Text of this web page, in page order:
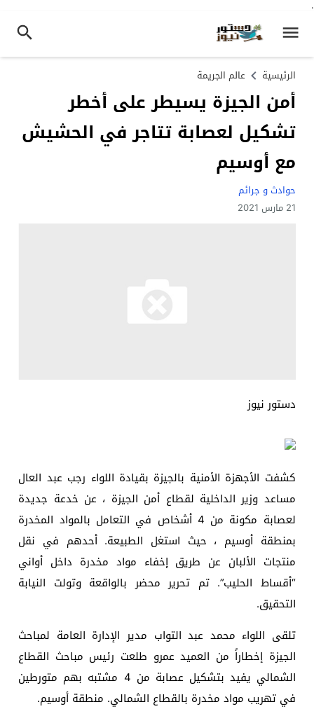
.
الرئيسية عالم الجريمة
أمن الجيزة يسيطر على أخطر
تشكيل لعصابة تتاجر في الحشيش
مع أوسيم
حوادث و جرائم
21 مارس 2021
دستور نيوز
كشفت الأجهزة الأمنية بالجيزة بقيادة اللواء رجب عبد العال
مساعد وزير الداخلية لقطاع أمن الجيزة ، عن خدعة جديدة
لعصابة مكونة من 4 أشخاص في التعامل بالمواد المخدرة
بمنطقة أوسيم ، حيث استغل الطبيعة. أحدهم في نقل
منتجات الألبان عن طريق إخفاء مواد مخدرة داخل أواني
“أقساط الحليب”. تم تحرير محضر بالواقعة وتولت النيابة
التحقيق.
تلقى اللواء محمد عبد التواب مدير الإدارة العامة لمباحث
الجيزة إخطاراً من العميد عمرو طلعت رئيس مباحث القطاع
الشمالي يفيد بتشكيل عصابة من 4 مشتبه بهم متورطين
في تهريب مواد مخدرة بالقطاع الشمالي. منطقة أوسيم.